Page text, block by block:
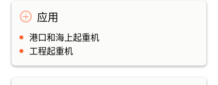
应用
港口和海上起重机
工程起重机